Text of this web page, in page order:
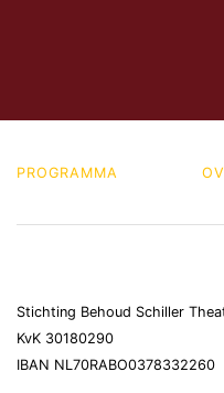
PROGRAMMA
Stichting Behoud Schiller
KvK 30180290
IBAN NL70RABO0378332260